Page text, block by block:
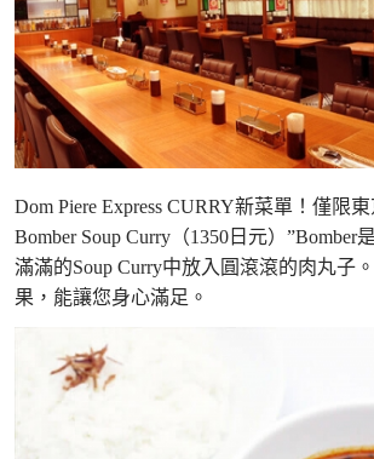
Dom Piere Express CURRY新菜單！僅限
Bomber Soup Curry（1350日元）”Bomber
滿滿的Soup Curry中放入圓滾滾的肉丸子
果，能讓您身心滿足。